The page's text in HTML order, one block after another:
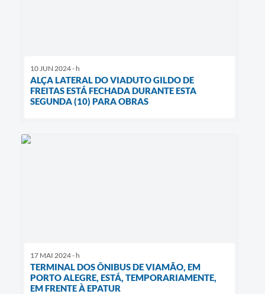
10 JUN 2024 - h
ALÇA LATERAL DO VIADUTO GILDO DE
FREITAS ESTÁ FECHADA DURANTE ESTA
SEGUNDA (10) PARA OBRAS
17 MAI 2024 - h
TERMINAL DOS ÔNIBUS DE VIAMÃO, EM
PORTO ALEGRE, ESTÁ, TEMPORARIAMENTE,
EM FRENTE À EPATUR